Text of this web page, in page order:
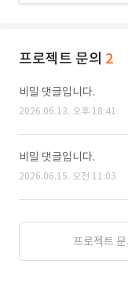
프로젝트 문의 2
비밀 댓글입니다.
2026.06.13. 오후 18:41
비밀 댓글입니다.
2026.06.15. 오전 11:03
프로젝트